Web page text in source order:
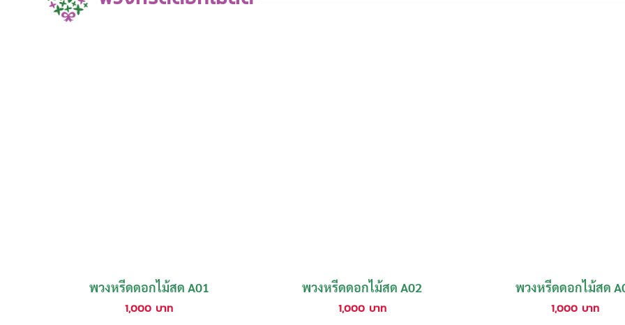
พวงหรีดดอกไม้สด A01
1,000 บาท
พวงหรีดดอกไม้สด A02
1,000 บาท
พวงหรีดดอกไม้สด
1,000 บาท